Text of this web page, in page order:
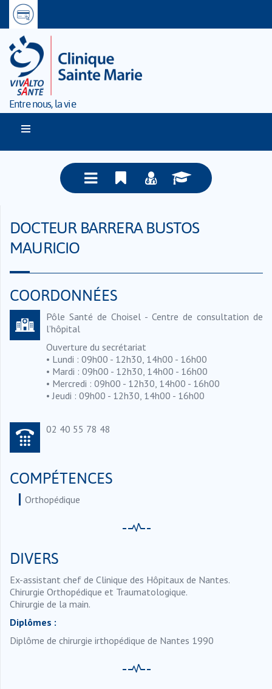
Entre nous, la vie
DOCTEUR BARRERA BUSTOS
MAURICIO
COORDONNÉES
Pôle Santé de Choisel - Centre de consultation de
l’hôpital
Ouverture du secrétariat
• Lundi : 09h00 - 12h30, 14h00 - 16h00
• Mardi : 09h00 - 12h30, 14h00 - 16h00
• Mercredi : 09h00 - 12h30, 14h00 - 16h00
• Jeudi : 09h00 - 12h30, 14h00 - 16h00
02 40 55 78 48
COMPÉTENCES
Orthopédique
DIVERS
Ex-assistant chef de Clinique des Hôpitaux de Nantes.
Chirurgie Orthopédique et Traumatologique.
Chirurgie de la main.
Diplômes :
Diplôme de chirurgie irthopédique de Nantes 1990